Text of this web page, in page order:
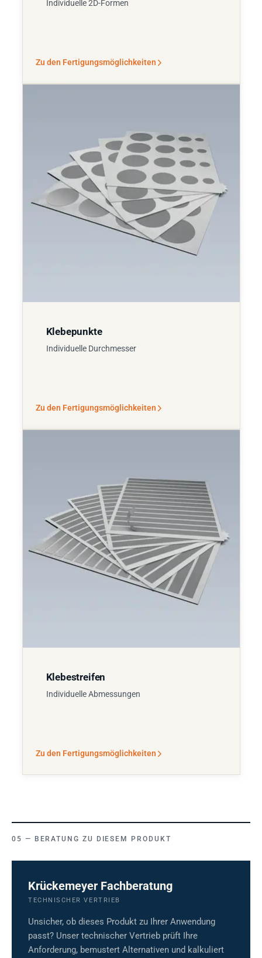
Individuelle 2D-Formen
Zu den Fertigungsmöglichkeiten
Klebepunkte
Individuelle Durchmesser
Zu den Fertigungsmöglichkeiten
Klebestreifen
Individuelle Abmessungen
Zu den Fertigungsmöglichkeiten
BERATUNG ZU DIESEM PRODUKT
Krückemeyer Fachberatung
TECHNISCHER VERTRIEB
Unsicher, ob dieses Produkt zu Ihrer Anwendung
passt? Unser technischer Vertrieb prüft Ihre
Anforderung, bemustert Alternativen und kalkuliert